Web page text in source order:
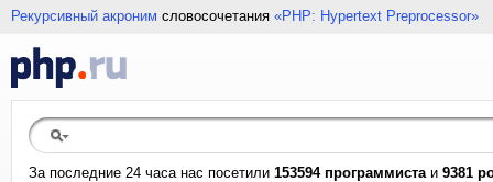
Рекурсивный акроним словосочетания «PHP: Hypertext Preprocessor»
За последние 24 часа нас посетили 153594 программистаи 9381